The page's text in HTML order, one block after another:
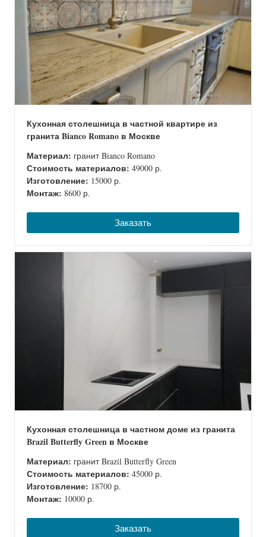
Кухонная столешница в частной квартире из
гранита Bianco Romano в Москве
Материал: гранит Bianco Romano
Стоимость материалов: 49000 р.
Изготовление: 15000 р.
Монтаж: 8600 р.
Заказать
Кухонная столешница в частном доме из гранита
Brazil Butterfly Green в Москве
Материал: гранит Brazil Butterfly Green
Стоимость материалов: 45000 р.
Изготовление: 18700 р.
Монтаж: 10000 р.
Заказать